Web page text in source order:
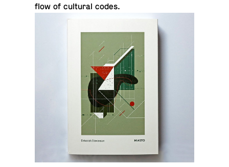
flow of cul­tural codes.